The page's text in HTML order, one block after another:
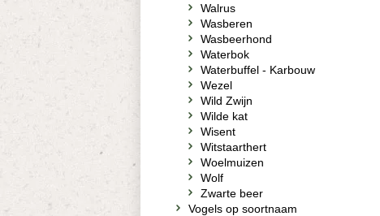
Walrus
Wasberen
Wasbeerhond
Waterbok
Waterbuffel - Karbouw
Wezel
Wild Zwijn
Wilde kat
Wisent
Witstaarthert
Woelmuizen
Wolf
Zwarte beer
Vogels op soortnaam